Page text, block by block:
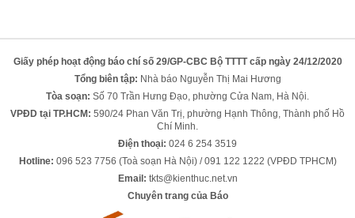
Giấy phép hoạt động báo chí số 29/GP-CBC Bộ TTTT cấp ngày 24/12/2020
Tổng biên tập: Nhà báo Nguyễn Thị Mai Hương
Tòa soạn: Số 70 Trần Hưng Đạo, phường Cửa Nam, Hà Nội.
VPĐD tại TP.HCM: 590/24 Phan Văn Trị, phường Hạnh Thông, Thành phố Hồ
Chí Minh.
Điện thoại: 024 6 254 3519
Hotline: 096 523 7756 (Toà soạn Hà Nội) / 091 122 1222 (VPĐD TPHCM)
Email: tkts@kienthuc.net.vn
Chuyên trang của Báo